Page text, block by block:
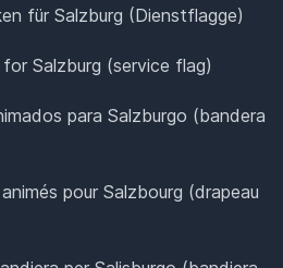
für Salzburg (Dienstflagge)
Salzburg (service flag)
para Salzburgo (bandera
pour Salzbourg (drapeau